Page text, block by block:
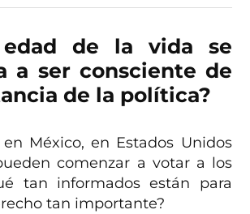
de la vida se
a ser consciente de
de la política?
México, en Estados Unidos
comenzar a votar a los
tan informados están para
tan importante?